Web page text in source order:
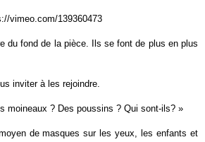
vimeo.com/139360473
du fond de la pièce. Ils se font de plus en plus
inviter à les rejoindre.
moineaux ? Des poussins ? Qui sont-ils? »
de masques sur les yeux, les enfants et